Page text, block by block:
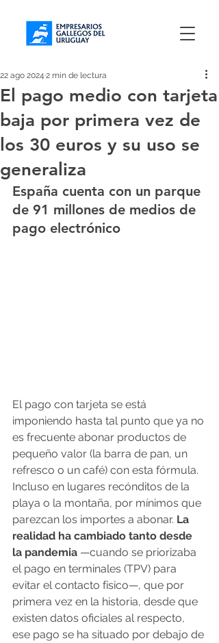
El pago medio con tarjeta
baja por primera vez de
los 30 euros y su uso se
generaliza
22 ago 2024 2 min de lectura
España cuenta con un parque
de 91 millones de medios de
pago electrónico
El pago con tarjeta se está
imponiendo hasta tal punto que ya no
es frecuente abonar productos de
pequeño valor (la barra de pan, un
refresco o un café) con esta fórmula.
Incluso en lugares recónditos de la
playa o la montaña, por mínimos que
parezcan los importes a abonar. La
realidad ha cambiado tanto desde
la pandemia —cuando se priorizaba
el pago en terminales (TPV) para
evitar el contacto físico—, que por
primera vez en la historia, desde que
existen datos oficiales al respecto,
ese pago se ha situado por debajo de